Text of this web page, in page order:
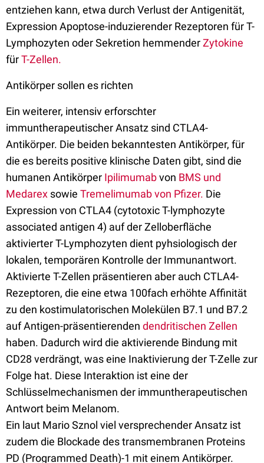
entziehen kann, etwa durch Verlust der Antigenität,
Expression Apoptose-induzierender Rezeptoren für T-
Lymphozyten oder Sekretion hemmenderZytokine
fürT-Zellen.
Antikörper sollen es richten
Ein weiterer, intensiv erforschter
immuntherapeutischer Ansatz sind CTLA4-
Antikörper. Die beiden bekanntesten Antikörper, für
die es bereits positive klinische Daten gibt, sind die
humanen Antikörper Ipilimumabvon BMS und
Medarex sowie Tremelimumab von Pfizer. Die
Expression von CTLA4 (cytotoxic T-lymphozyte
associated antigen 4) auf der Zelloberfläche
aktivierter T-Lymphozyten dient pyhsiologisch der
lokalen, temporären Kontrolle der Immunantwort.
Aktivierte T-Zellen präsentieren aber auch CTLA4-
Rezeptoren, die eine etwa 100fach erhöhte Affinität
zu den kostimulatorischen Molekülen B7.1 und B7.2
auf Antigen-präsentierenden dendritischen Zellen
haben. Dadurch wird die aktivierende Bindung mit
CD28 verdrängt, was eine Inaktivierung der T-Zelle zur
Folge hat. Diese Interaktion ist eine der
Schlüsselmechanismen der immuntherapeutischen
Antwort beim Melanom.
Ein laut Mario Sznol viel versprechender Ansatz ist
zudem die Blockade des transmembranen Proteins
PD (Programmed Death)-1 mit einem Antikörper.